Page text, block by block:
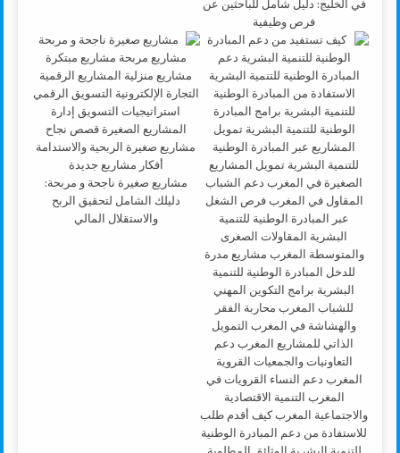
في الخليج: دليل شامل للباحثين عن
فرص وظيفية
مشاريع صغيرة ناجحة و مربحة:
دليلك الشامل لتحقيق الربح
والاستقلال المالي